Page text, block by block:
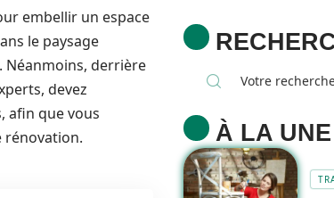
embellir un espace
le paysage
derrière
devez
afin que vous
rénovation.
À LA UNE